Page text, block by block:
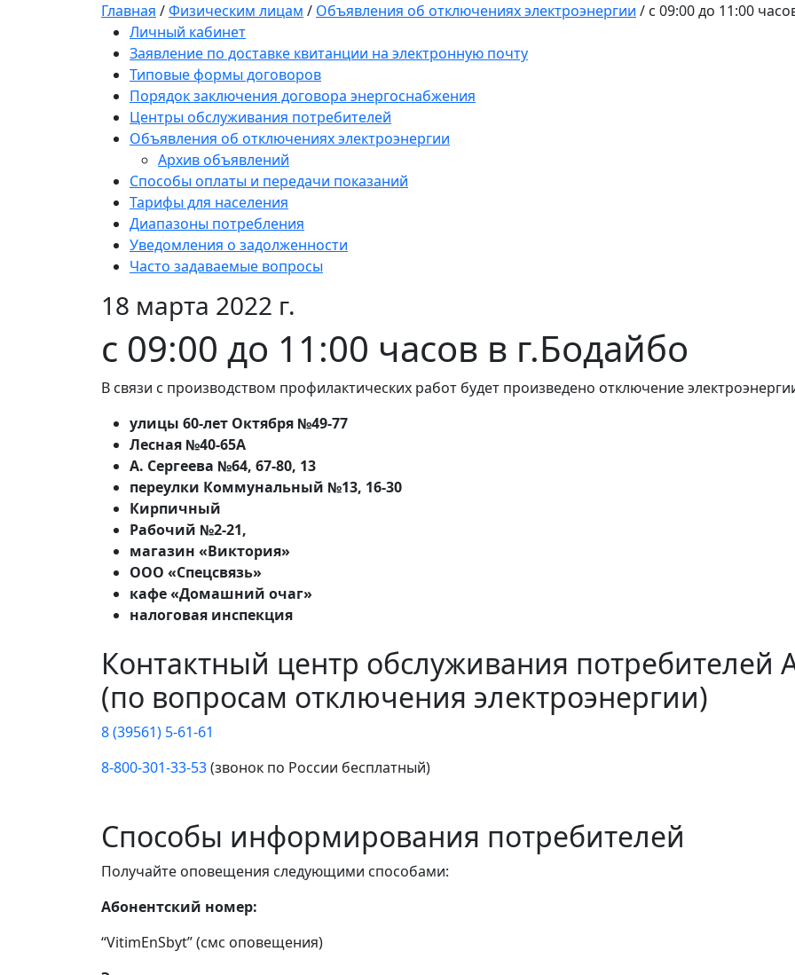
Главная /Физическим лицам / Объявления об отключениях электроэнергии / c 09:00 до 11:00
Личный кабинет
Заявление по доставке квитанции на электронную почту
Типовые формы договоров
Порядок заключения договора энергоснабжения
Центры обслуживания потребителей
Объявления об отключениях электроэнергии
Архив объявлений
Способы оплаты и передачи показаний
Тарифы для населения
Диапазоны потребления
Уведомления о задолженности
Часто задаваемые вопросы
18 марта 2022 г.
c 09:00 до 11:00 часов в г.Бодайбо
В связи с производством профилактических работ будет произведено отключение
улицы 60-лет Октября №49-77
Лесная №40-65А
А. Сергеева №64, 67-80, 13
переулки Коммунальный №13, 16-30
Кирпичный
Рабочий №2-21,
магазин «Виктория»
ООО «Спецсвязь»
кафе «Домашний очаг»
налоговая инспекция
Контактный центр обслуживания потребителей
(по вопросам отключения электроэнергии)
8 (39561) 5-61-61
8-800-301-33-53(звонок по России бесплатный)
Способы информирования потребителей
Получайте оповещения следующими способами:
Абонентский номер:
“VitimEnSbyt” (смс оповещения)